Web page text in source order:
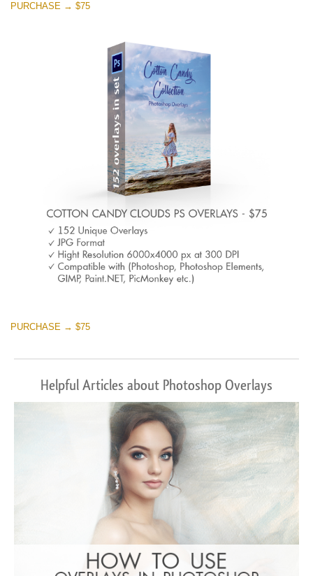
PURCHASE → $75
PURCHASE → $75
Helpful Articles about Photoshop Overlays